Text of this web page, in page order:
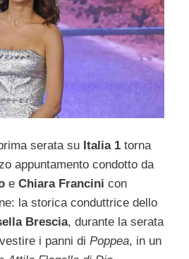
serata su Italia 1 torna
appuntamento condotto da
e Chiara Francini con
la storica conduttrice dello
Brescia, durante la serata
i panni di Poppea, in un